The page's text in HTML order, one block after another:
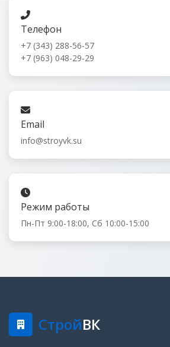
Телефон
+7 (343) 288-56-57
+7 (963) 048-29-29
Email
info@stroyvk.su
Режим работы
Пн-Пт 9:00-18:00, Сб 10:00-15:00
СтройВК